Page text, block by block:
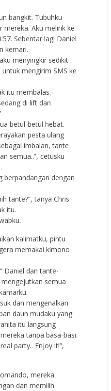
bangkit. Tubuhku
mereka. Aku melirik ke
Sebentar lagi Daniel
kemari.
menyingkir sedikit
mengirim SMS ke
itu membalas.
di lift dan
betul-betul hebat.
pesta ulang
imbalan, tante
semua..”, cetusku
berpandangan dengan
tante?”, tanya Chris.
itu.
kalimatku, pintu
memakai kimono
Daniel dan tante-
semua
dan mengenalkan
daun mudaku yang
itu langsung
tanpa basa-basi.
party.. Enjoy it!”,
mereka
dan memilih